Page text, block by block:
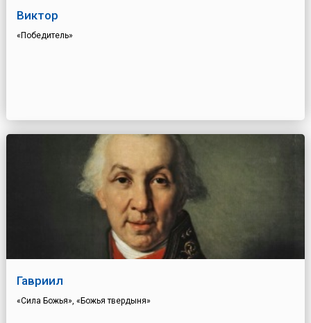
Виктор
«Победитель»
Гавриил
«Сила Божья», «Божья твердыня»